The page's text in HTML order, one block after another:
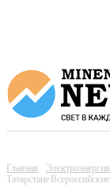
Главная Электроэнергия
Татарстане